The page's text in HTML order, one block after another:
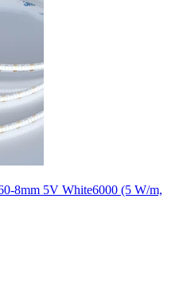
8mm 5V White6000 (5 W/m,